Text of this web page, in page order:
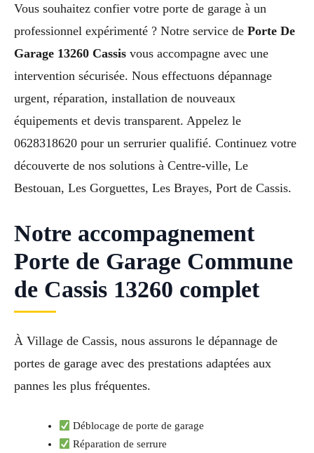
Vous souhaitez confier votre porte de garage à un
professionnel expérimenté ? Notre service de Porte De
Garage 13260 Cassis vous accompagne avec une
intervention sécurisée. Nous effectuons dépannage
urgent, réparation, installation de nouveaux
équipements et devis transparent. Appelez le
0628318620 pour un serrurier qualifié. Continuez votre
découverte de nos solutions à Centre-ville, Le
Bestouan, Les Gorguettes, Les Brayes, Port de Cassis.
Notre accompagnement
Porte de Garage Commune
de Cassis 13260 complet
À Village de Cassis, nous assurons le dépannage de
portes de garage avec des prestations adaptées aux
pannes les plus fréquentes.
Déblocage de porte de garage
Réparation de serrure